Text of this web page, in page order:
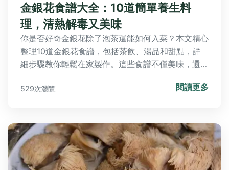
金銀花食譜大全：10道簡單養生料
理，清熱解毒又美味
你是否好奇金銀花除了泡茶還能如何入菜？本文精心
整理10道金銀花食譜，包括茶飲、湯品和甜點，詳
細步驟教你輕鬆在家製作。這些食譜不僅美味，還能
和常見問答，解決你對金銀花食譜的所有疑問，讓養
529次瀏覽 閱讀更多